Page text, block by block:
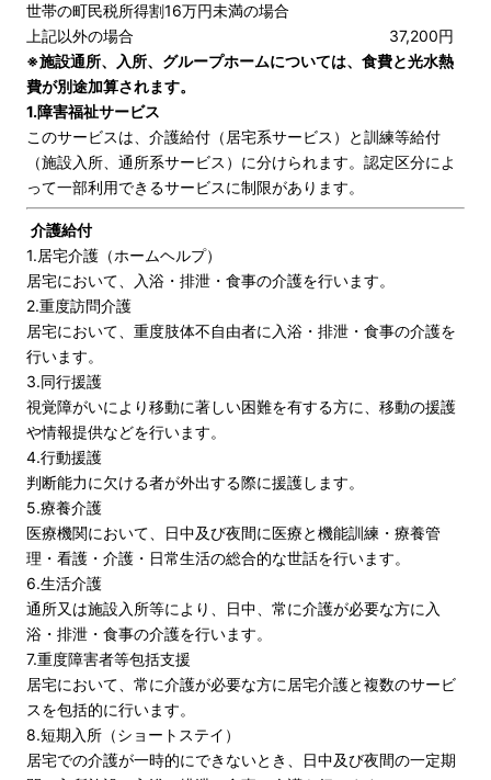
世帯の町民税所得割16万円未満の場合
上記以外の場合
37,200円
※施設通所、入所、グループホームについては、食費と光水熱
費が別途加算されます。
1.障害福祉サービス
このサービスは、介護給付（居宅系サービス）と訓練等給付
（施設入所、通所系サービス）に分けられます。認定区分によ
って一部利用できるサービスに制限があります。
介護給付
1.居宅介護（ホームヘルプ）
居宅において、入浴・排泄・食事の介護を行います。
2.重度訪問介護
居宅において、重度肢体不自由者に入浴・排泄・食事の介護を
行います。
3.同行援護
視覚障がいにより移動に著しい困難を有する方に、移動の援護
や情報提供などを行います。
4.行動援護
判断能力に欠ける者が外出する際に援護します。
5.療養介護
医療機関において、日中及び夜間に医療と機能訓練・療養管
理・看護・介護・日常生活の総合的な世話を行います。
6.生活介護
通所又は施設入所等により、日中、常に介護が必要な方に入
浴・排泄・食事の介護を行います。
7.重度障害者等包括支援
居宅において、常に介護が必要な方に居宅介護と複数のサービ
スを包括的に行います。
8.短期入所（ショートステイ）
居宅での介護が一時的にできないとき、日中及び夜間の一定期